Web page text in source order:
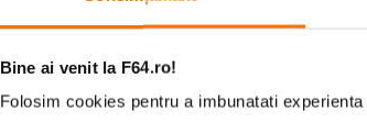
Bine ai venit la F64.ro!
Folosim cookies pentru a imbunatati